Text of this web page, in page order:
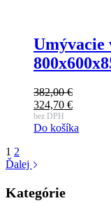
Umývacie
382,00€
324,70 €
bez DPH
Do košíka
1 2
Ďalej
Kategórie